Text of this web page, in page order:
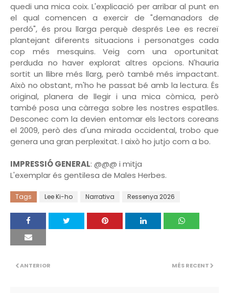
quedi una mica coix. L'explicació per arribar al punt en
el qual comencen a exercir de "demanadors de
perdó", és prou llarga perquè després Lee es recreï
plantejant diferents situacions i personatges cada
cop més mesquins. Veig com una oportunitat
perduda no haver explorat altres opcions. N'hauria
sortit un llibre més llarg, però també més impactant.
Això no obstant, m'ho he passat bé amb la lectura. És
original, planera de llegir i una mica còmica, però
també posa una càrrega sobre les nostres espatlles.
Desconec com la devien entomar els lectors coreans
el 2009, però des d'una mirada occidental, trobo que
genera una gran perplexitat. I això ho jutjo com a bo.
IMPRESSIÓ GENERAL: @@@ i mitja
L'exemplar és gentilesa de Males Herbes.
Tags Lee Ki-ho Narrativa Ressenya 2026
MÉS RECENT
ANTERIOR